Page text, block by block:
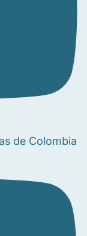
de Colombia